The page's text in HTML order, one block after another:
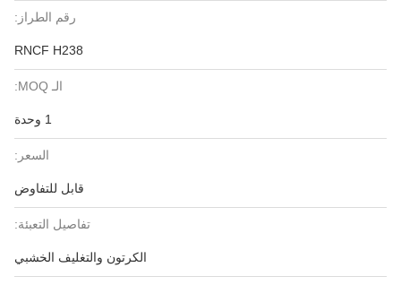
رقم الطراز:
RNCF H238
الـ MOQ:
1 وحدة
السعر:
قابل للتفاوض
تفاصيل التعبئة:
الكرتون والتغليف الخشبي